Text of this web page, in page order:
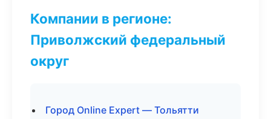
Компании в регионе:
Приволжский федеральный
округ
Город Online Expert — Тольятти